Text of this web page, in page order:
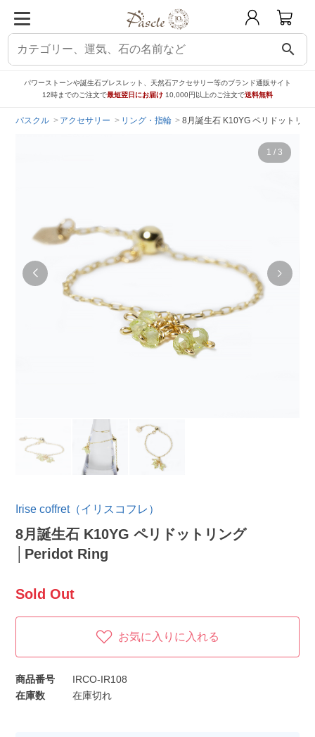
search
パワーストーンや誕生石ブレスレット、天然石アクセサリー等のブランド通販サイト
12時までのご注文で最短翌日にお届け 10,000円以上のご注文で送料無料
パスクル アクセサリー リング・指輪 8月誕生石 K10YG ペリドットリ
1 / 3
Irise coffret（イリスコフレ）
8月誕生石 K10YG ペリドットリング
│Peridot Ring
Sold Out
お気に入りに入れる
商品番号
IRCO-IR108
在庫数
在庫切れ